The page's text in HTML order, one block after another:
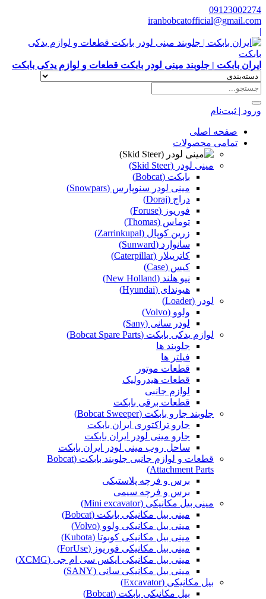
09123002274
iranbobcatofficial@gmail.com
|
ایران بابکت | جلوبند مینی لودر بابکت قطعات و لوازم یدکی بابکت
ورود | ثبت‌نام
صفحه اصلی
تمامی محصولات
مینی لودر (Skid Steer)
بابکت (Bobcat)
مینی لودر سنوپارس (Snowpars)
دراج (Doraj)
فوریوز (Foruse)
توماس (Thomas)
زرین کوپال (Zarrinkupal)
سانوارد (Sunward)
کاترپیلار (Caterpillar)
کیس (Case)
نیو هلند (New Holland)
هیوندای (Hyundai)
لودر (Loader)
ولوو (Volvo)
لودر سانی (Sany)
لوازم یدکی بابکت (Bobcat Spare Parts)
جلوبند ها
فیلتر ها
قطعات موتور
قطعات هیدرولیک
لوازم جانبی
قطعات برقی بابکت
جلوبند جارو بابکت (Bobcat Sweeper)
جارو تراکتوری ایران بابکت
جارو مینی لودر ایران بابکت
ساحل روب مینی لودر ایران بابکت
قطعات و لوازم جانبی جلوبند بابکت (Bobcat
Attachment Parts)
برس و فرچه پلاستیکی
برس و فرچه سیمی
مینی بیل مکانیکی (Mini excavator)
مینی بیل مکانیکی بابکت (Bobcat)
مینی بیل مکانیکی ولوو (Volvo)
مینی بیل مکانیکی کوبوتا (Kubota)
مینی بیل مکانیکی فوریوز (ForUse)
مینی بیل مکانیکی ایکس سی ام جی (XCMG)
مینی بیل مکانیکی سانی (SANY)
بیل مکانیکی (Excavator)
بیل مکانیکی بابکت (Bobcat)